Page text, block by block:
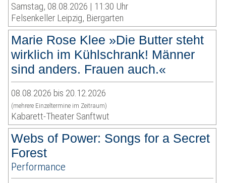
Samstag, 08.08.2026 | 11:30 Uhr
Felsenkeller Leipzig, Biergarten
Marie Rose Klee »Die Butter steht
wirklich im Kühlschrank! Männer
sind anders. Frauen auch.«
08.08.2026 bis 20.12.2026
(mehrere Einzeltermine im Zeitraum)
Kabarett-Theater Sanftwut
Webs of Power: Songs for a Secret
Forest
Performance